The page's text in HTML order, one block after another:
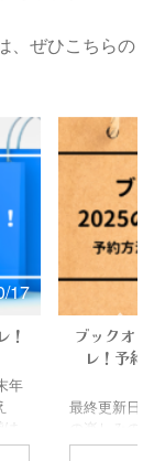
、ぜひこちらの
ブックオフ福袋
レ！予約方法や
最終更新日：2024年
の楽しみの1つである
品がお得に買えるの